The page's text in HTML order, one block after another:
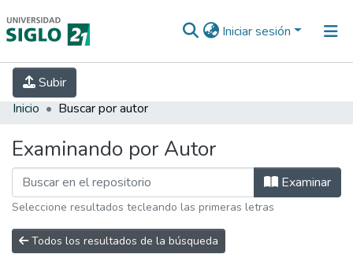
Iniciar sesión
Subir
INICIO EBOOK21
INVESTIGACIÓN
Inicio Buscar por autor
Examinando por Autor
Examinar
Seleccione resultados tecleando las primeras letras
Todos los resultados de la búsqueda